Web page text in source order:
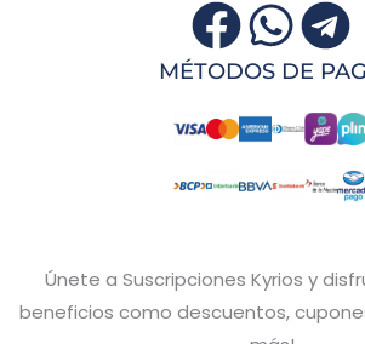
MÉTODOS DE
Únete a Suscripciones Kyrios y
beneficios como descuentos,